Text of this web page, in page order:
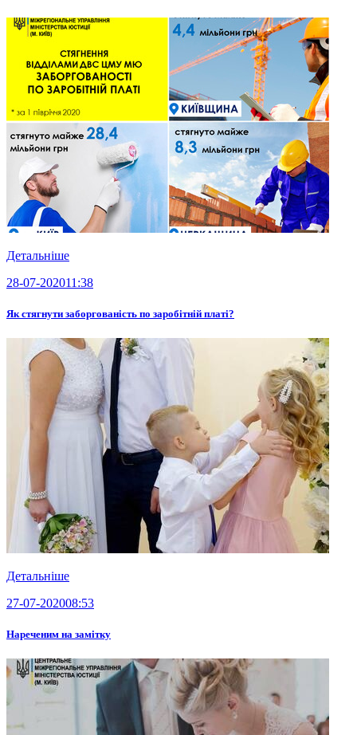
Детальніше
28-07-202011:38
Як стягнути заборгованість по заробітній платі?
Детальніше
27-07-202008:53
Нареченим на замітку